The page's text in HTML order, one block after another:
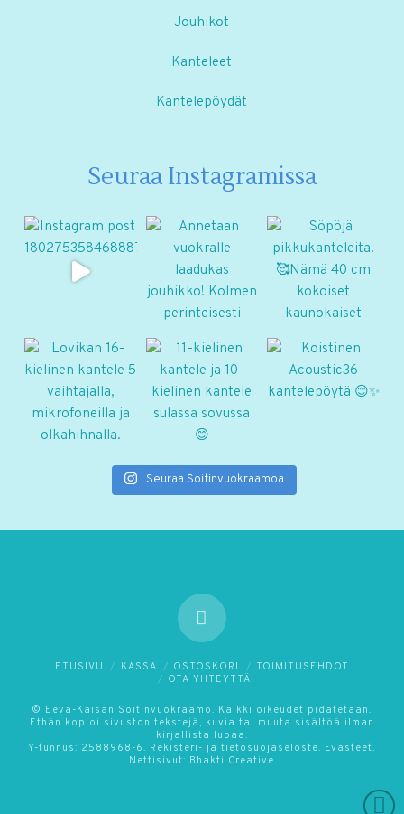
Jouhikot
Kanteleet
Kantelepöydät
Seuraa Instagramissa
Seuraa Soitinvuokraamoa
ETUSIVU KASSA OSTOSKORI
TOIMITUSEHDOT
OTA YHTEYTTÄ
© Eeva-Kaisan Soitinvuokraamo. Kaikki oikeudet pidätetään.
Ethän kopioi sivuston tekstejä, kuvia tai muuta sisältöä ilman
kirjallista lupaa.
Y-tunnus: 2588968-6. Rekisteri- ja tietosuojaseloste. Evästeet.
Nettisivut: Bhakti Creative